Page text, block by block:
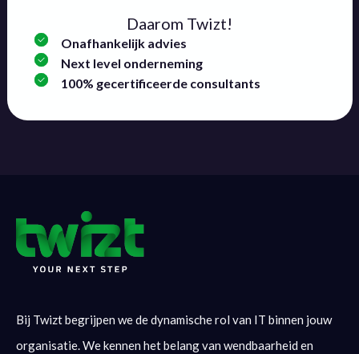
Daarom Twizt!
Onafhankelijk advies
Next level onderneming
100% gecertificeerde consultants
Bij Twizt begrijpen we de dynamische rol van IT binnen jouw
organisatie. We kennen het belang van wendbaarheid en